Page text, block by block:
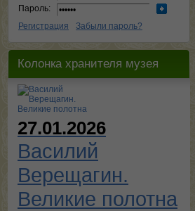
Пароль:
Регистрация
Забыли пароль?
Колонка хранителя музея
27.01.2026
Василий
Верещагин.
Великие полотна